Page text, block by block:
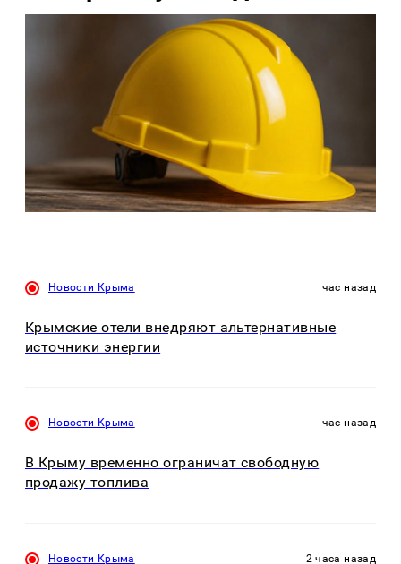
Новости Крыма час назад
Крымские отели внедряют альтернативные
источники энергии
Новости Крыма час назад
В Крыму временно ограничат свободную
продажу топлива
Новости Крыма 2 часа назад